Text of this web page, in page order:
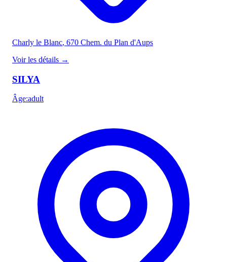
Charly le Blanc, 670 Chem. du Plan d'Aups
Voir les détails →
SILYA
Âge:adult